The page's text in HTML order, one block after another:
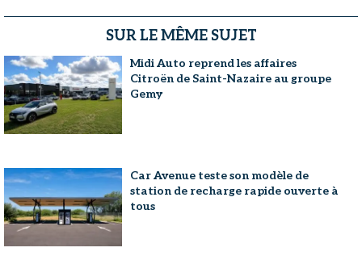
SUR LE MÊME SUJET
Midi Auto reprend les affaires
Citroën de Saint-Nazaire au groupe
Gemy
Car Avenue teste son modèle de
station de recharge rapide ouverte à
tous